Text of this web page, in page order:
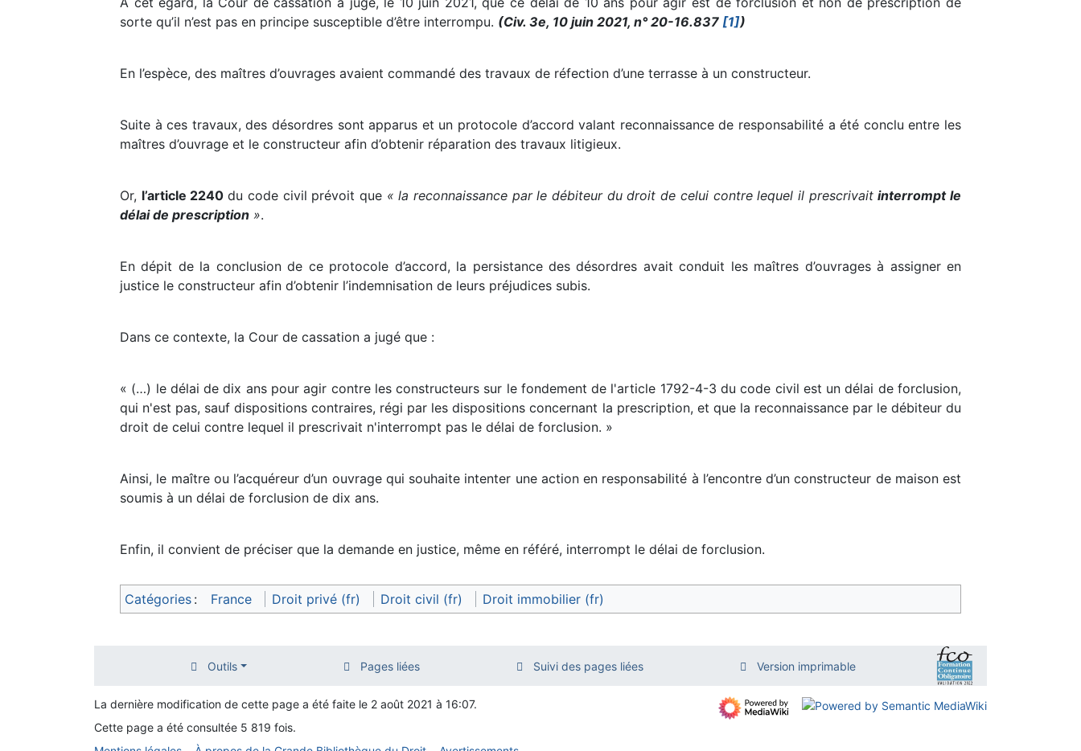
sorte qu’il n’est pas en principe susceptible d’être interrompu. (Civ. 3e, 10 juin 2021, n° 20-16.837 [1])
En l’espèce, des maîtres d’ouvrages avaient commandé des travaux de réfection d’une terrasse à un constructeur.
Suite à ces travaux, des désordres sont apparus et un protocole d’accord valant reconnaissance de responsabilité a été conclu entre les
maîtres d’ouvrage et le constructeur afin d’obtenir réparation des travaux litigieux.
Or, l’article 2240du code civil prévoit que « la reconnaissance par le débiteur du droit de celui contre lequel il prescrivaitinterrompt le
délai de prescription ».
En dépit de la conclusion de ce protocole d’accord, la persistance des désordres avait conduit les maîtres d’ouvrages à assigner en
justice le constructeur afin d’obtenir l’indemnisation de leurs préjudices subis.
Dans ce contexte, la Cour de cassation a jugé que :
« (…) le délai de dix ans pour agir contre les constructeurs sur le fondement de l'article 1792-4-3 du code civil est un délai de forclusion,
qui n'est pas, sauf dispositions contraires, régi par les dispositions concernant la prescription, et que la reconnaissance par le débiteur du
droit de celui contre lequel il prescrivait n'interrompt pas le délai de forclusion. »
Ainsi, le maître ou l’acquéreur d’un ouvrage qui souhaite intenter une action en responsabilité à l’encontre d’un constructeur de maison est
soumis à un délai de forclusion de dix ans.
Enfin, il convient de préciser que la demande en justice, même en référé, interrompt le délai de forclusion.
Catégories : France Droit privé (fr) Droit civil (fr) Droit immobilier (fr)
Outils Pages liées Suivi des pages liées Version imprimable
La dernière modification de cette page a été faite le 2 août 2021 à 16:07.
Cette page a été consultée 5 819 fois.